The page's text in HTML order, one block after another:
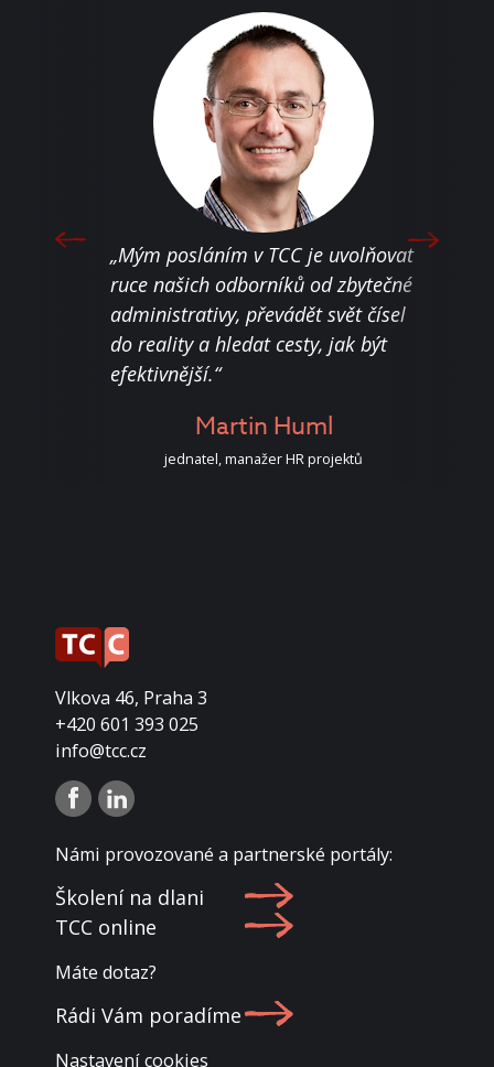
„Mým posláním v TCC je uvolňovat
ruce našich odborníků od zbytečné
administrativy, převádět svět čísel
do reality a hledat cesty, jak být
efektivnější.“
Martin Huml
jednatel, manažer HR projektů
Vlkova 46, Praha 3
+420 601 393 025
info@tcc.cz
Námi provozované a partnerské portály:
Školení na dlani
TCC online
Máte dotaz?
Rádi Vám poradíme
Nastavení cookies